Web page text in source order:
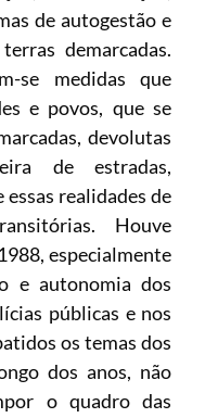
de autogestão e
demarcadas.
se medidas que
e povos, que se
devolutas
de estradas,
realidades de
Houve
especialmente
e autonomia dos
públicas e nos
os temas dos
dos anos, não
o quadro das